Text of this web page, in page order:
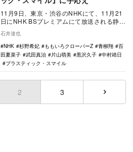
11月9日、東京・渋谷のNHKにて、11月21
日にNHK BSプレミアムにて放送される静岡
発地域ドラマ『プラスティック・スマイ…
石井達也
NHK
杉野希妃 ももいろクローバーZ 青柳翔
百
田夏菜子
武田真治 片山萌美 黒沢久子
中村靖日
プラスティック・スマイル
2 3